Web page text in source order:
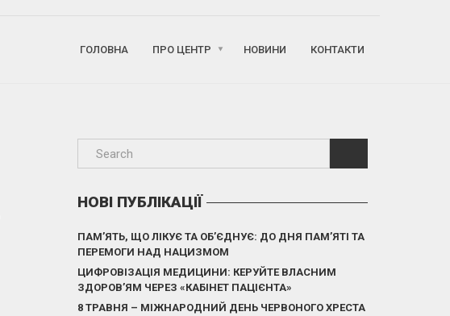
ГОЛОВНА ПРО ЦЕНТР НОВИНИ КОНТАКТИ
НОВІ ПУБЛІКАЦІЇ
ПАМ’ЯТЬ, ЩО ЛІКУЄ ТА ОБ’ЄДНУЄ: ДО ДНЯ ПАМ’ЯТІ ТА
ПЕРЕМОГИ НАД НАЦИЗМОМ
ЦИФРОВІЗАЦІЯ МЕДИЦИНИ: КЕРУЙТЕ ВЛАСНИМ
ЗДОРОВ’ЯМ ЧЕРЕЗ «КАБІНЕТ ПАЦІЄНТА»
8 ТРАВНЯ – МІЖНАРОДНИЙ ДЕНЬ ЧЕРВОНОГО ХРЕСТА